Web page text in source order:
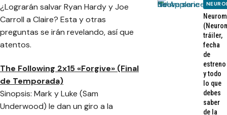
¿Lograrán salvar Ryan Hardy y Joe
Carroll a Claire? Esta y otras
preguntas se irán revelando, así que
atentos.
The Following 2x15 «Forgive» (Final
de Temporada)
Sinopsis: Mark y Luke (Sam
Underwood) le dan un giro a la
tráiler,
fecha
de
estreno
y todo
lo que
debes
saber
de la